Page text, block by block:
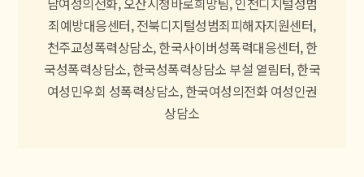
죄예방대응센터,전북디지털성범죄피해자지원센터,
천주교성폭력상담소, 한국사이버성폭력대응센터,한
국성폭력상담소, 한국성폭력상담소 부설 열림터,한국
여성민우회 성폭력상담소, 한국여성의전화 여성인권
상담소